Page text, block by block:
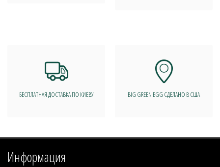
БЕСПЛАТНАЯ ДОСТАВКА ПО КИЕВУ BIG GREEN EGG СДЕЛАНО В США
Информация